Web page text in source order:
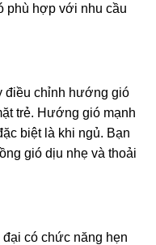
phù hợp với nhu cầu
điều chỉnh hướng gió
trẻ. Hướng gió mạnh
biệt là khi ngủ. Bạn
gió dịu nhẹ và thoải
có chức năng hẹn